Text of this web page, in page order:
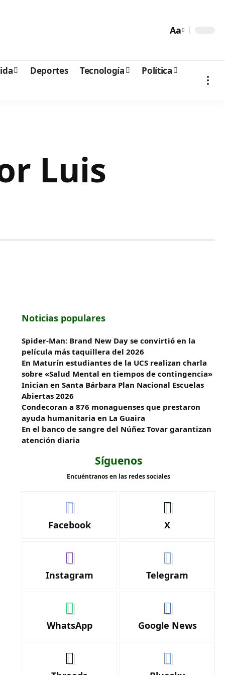
Aa
Deportes Tecnología
Política
Luis
Noticias populares
Spider-Man: Brand New Day se convirtió en la
película más taquillera del 2026
En Maturín estudiantes de la UCS realizan charla
sobre «Salud Mental en tiempos de contingencia»
Inician en Santa Bárbara Plan Nacional Escuelas
Abiertas 2026
Condecoran a 876 monaguenses que prestaron
ayuda humanitaria en La Guaira
En el banco de sangre del Núñez Tovar garantizan
atención diaria
Síguenos
Encuéntranos en las redes sociales
Facebook X
Instagram Telegram
WhatsApp Google News